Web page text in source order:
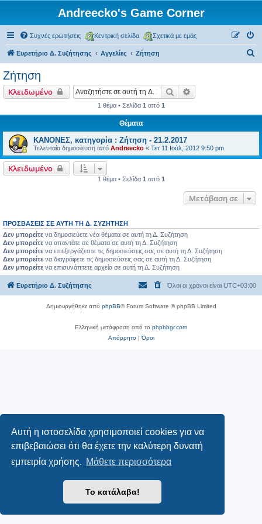
Αυτή η ιστοσελίδα χρησιμοποιεί cookies για να
επιβεβαιώσει ότι θα έχετε την καλύτερη δυνατή
εμπειρία χρήσης. Μάθετε περισσότερα
Το κατάλαβα!
Andreecko's Game Corner
Συχνές ερωτήσεις Κεντρική σελίδα Σχετικά με εμάς
Ευρετήριο Δ. Συζήτησης Αγγελίες Ζήτηση
Ζήτηση
Κλειδωμένο Αναζήτηση
1 θέμα • Σελίδα 1 από 1
Θέματα
ΚΑΝΟΝΕΣ, κατηγορία : Ζήτηση - 21.2.2017
Τελευταία δημοσίευση από Andreecko « Τετ 11 Ιούλ, 2012 9:50 pm
Κλειδωμένο
1 θέμα • Σελίδα 1 από 1
Μετάβαση σε
ΠΡΟΣΒΆΣΕΙΣ ΣΕ ΑΥΤΉ ΤΗ Δ. ΣΥΖΉΤΗΣΗ
Δεν μπορείτε να δημοσιεύετε νέα θέματα σε αυτή τη Δ. Συζήτηση
Δεν μπορείτε να απαντάτε σε θέματα σε αυτή τη Δ. Συζήτηση
Δεν μπορείτε να επεξεργάζεστε τις δημοσιεύσεις σας σε αυτή τη Δ. Συζήτηση
Δεν μπορείτε να διαγράφετε τις δημοσιεύσεις σας σε αυτή τη Δ. Συζήτηση
Δεν μπορείτε να επισυνάπτετε αρχεία σε αυτή τη Δ. Συζήτηση
Ευρετήριο Δ. Συζήτησης Όλοι οι χρόνοι είναι UTC+03:00
Δημιουργήθηκε από phpBB® Forum Software © phpBB Limited
Ελληνική μετάφραση από το phpbbgr.com
Απόρρητο|Όροι